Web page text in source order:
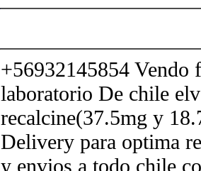
+56932145854 Vendo
laboratorio De chile
recalcine(37.5mg y
Delivery para optima
y envios a todo chile